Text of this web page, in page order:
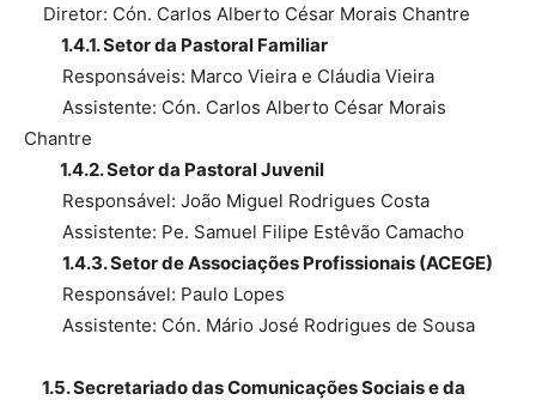
Diretor: Cón. Carlos Alberto César Morais Chantre
1.4.1. Setor da Pastoral Familiar
Responsáveis: Marco Vieira e Cláudia Vieira
Assistente: Cón. Carlos Alberto César Morais
Chantre
1.4.2. Setor da Pastoral Juvenil
Responsável: João Miguel Rodrigues Costa
Assistente: Pe. Samuel Filipe Estêvão Camacho
1.4.3. Setor de Associações Profissionais (ACEGE)
Responsável: Paulo Lopes
Assistente: Cón. Mário José Rodrigues de Sousa
1.5. Secretariado das Comunicações Sociais e da